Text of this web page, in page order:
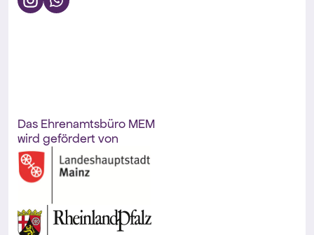
Das Ehrenamtsbüro MEM
wird gefördert von